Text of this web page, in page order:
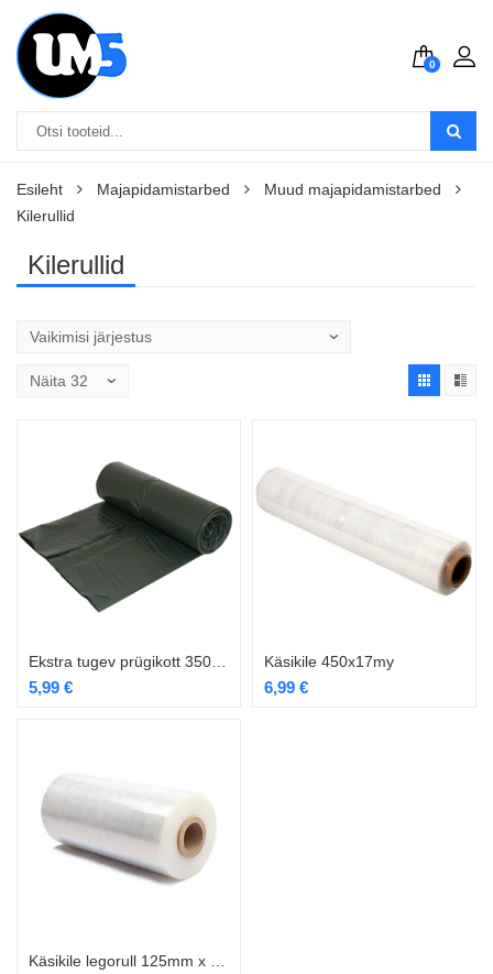
0
Esileht Majapidamistarbed
Muud majapidamistarbed
Kilerullid
Kilerullid
5,99 €
Käsikile 450x17my
6,99 €